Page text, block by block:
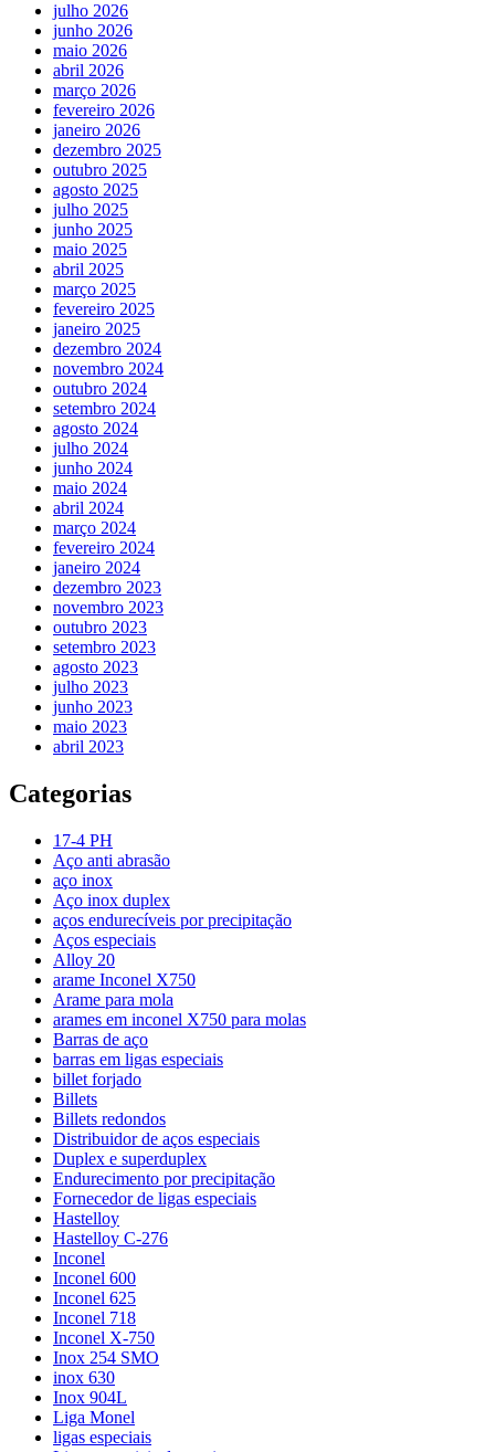
julho 2026
junho 2026
maio 2026
abril 2026
março 2026
fevereiro 2026
janeiro 2026
dezembro 2025
outubro 2025
agosto 2025
julho 2025
junho 2025
maio 2025
abril 2025
março 2025
fevereiro 2025
janeiro 2025
dezembro 2024
novembro 2024
outubro 2024
setembro 2024
agosto 2024
julho 2024
junho 2024
maio 2024
abril 2024
março 2024
fevereiro 2024
janeiro 2024
dezembro 2023
novembro 2023
outubro 2023
setembro 2023
agosto 2023
julho 2023
junho 2023
maio 2023
abril 2023
Categorias
17-4 PH
Aço anti abrasão
aço inox
Aço inox duplex
aços endurecíveis por precipitação
Aços especiais
Alloy 20
arame Inconel X750
Arame para mola
arames em inconel X750 para molas
Barras de aço
barras em ligas especiais
billet forjado
Billets
Billets redondos
Distribuidor de aços especiais
Duplex e superduplex
Endurecimento por precipitação
Fornecedor de ligas especiais
Hastelloy
Hastelloy C-276
Inconel
Inconel 600
Inconel 625
Inconel 718
Inconel X-750
Inox 254 SMO
inox 630
Inox 904L
Liga Monel
ligas especiais